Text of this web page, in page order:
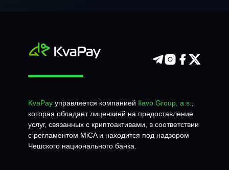
KvaPay управляется компанией Ilavo Group, a.s.
которая обладает лицензией на предоставление
услуг, связанных с криптоактивами, в соответствии
с регламентом MiCA и находится под надзором
Чешского национального банка.